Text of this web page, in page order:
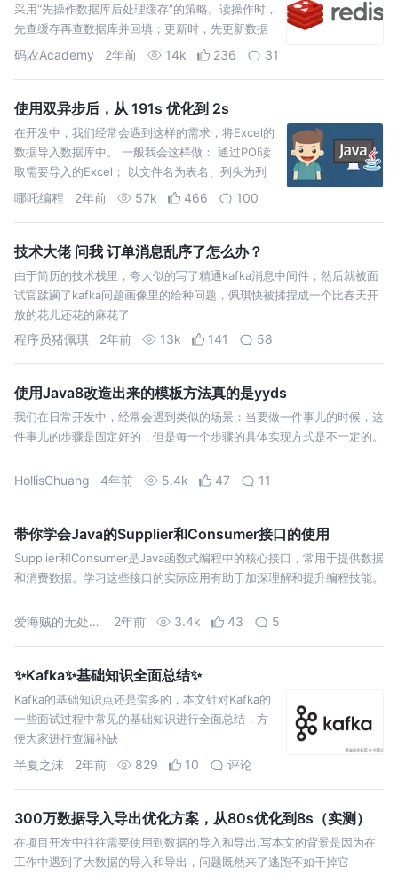
采用“先操作数据库后处理缓存”的策略。读操作时，
先查缓存再查数据库并回填；更新时，先更新数据
库，通过binlog异步删除缓存
码农Academy 2年前 14k 236 31
使用双异步后，从 191s 优化到 2s
在开发中，我们经常会遇到这样的需求，将Excel的
数据导入数据库中。 一般我会这样做： 通过POI读
取需要导入的Excel； 以文件名为表名、列头为列
名、并将数据拼接成sql；
哪吒编程 2年前 57k 466 100
技术大佬 问我 订单消息乱序了怎么办？
由于简历的技术栈里，夸大似的写了精通kafka消息中间件，然后就被面
试官蹂躏了kafka问题画像里的给种问题，佩琪快被揉捏成一个比春天开
放的花儿还花的麻花了
程序员猪佩琪 2年前 13k 141 58
使用Java8改造出来的模板方法真的是yyds
我们在日常开发中，经常会遇到类似的场景：当要做一件事儿的时候，这
件事儿的步骤是固定好的，但是每一个步骤的具体实现方式是不一定的。
HollisChuang 4年前 5.4k 47 11
带你学会Java的Supplier和Consumer接口的使用
Supplier和Consumer是Java函数式编程中的核心接口，常用于提供数据
和消费数据。学习这些接口的实际应用有助于加深理解和提升编程技能。
爱海贼的无处不在 2年前 3.4k 43 5
✨Kafka✨基础知识全面总结✨
Kafka的基础知识点还是蛮多的，本文针对Kafka的
一些面试过程中常见的基础知识进行全面总结，方
便大家进行查漏补缺
半夏之沫 2年前 829 10 评论
300万数据导入导出优化方案，从80s优化到8s（实测）
在项目开发中往往需要使用到数据的导入和导出.写本文的背景是因为在
工作中遇到了大数据的导入和导出，问题既然来了逃跑不如干掉它